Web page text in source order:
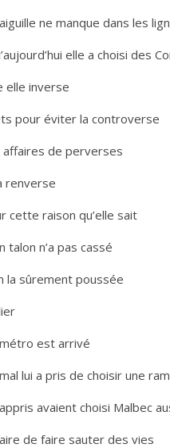
ne manque dans les
elle a choisi des
elle inverse
pour éviter la controverse
de perverses
renverse
cette raison qu’elle sait
talon n’a pas cassé
la sûrement poussée
est arrivé
lui a pris de choisir une
avaient choisi Malbec
de faire sauter des vies